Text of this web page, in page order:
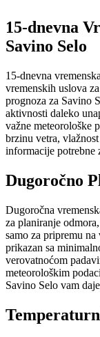
15-dnevna
Savino Selo
15-dnevna
vremenskih uslova
prognoza za Savino
aktivnosti daleko
važne meteorološke
brzinu vetra,
informacije potrebne
Dugoročno
Dugoročna
za planiranje
samo za pripremu
prikazan sa
verovatnoćom
meteorološkim
Savino Selo vam